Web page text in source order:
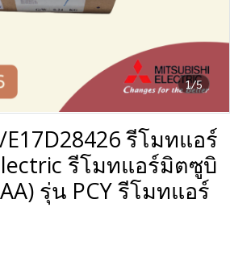
1/5
E17D28426 รีโมทแอร์
รีโมทแอร์มิตซูบิ
รุ่น PCY รีโมทแอร์